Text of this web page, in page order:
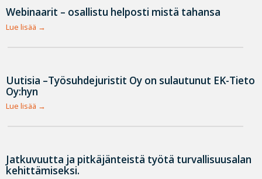
Webinaarit – osallistu helposti mistä tahansa
Lue lisää
Uutisia –Työsuhdejuristit Oy on sulautunut EK-Tieto
Oy:hyn
Lue lisää
Jatkuvuutta ja pitkäjänteistä työtä turvallisuusalan
kehittämiseksi.